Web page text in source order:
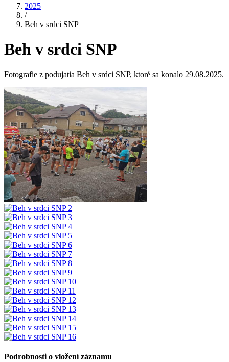
2025
/
Beh v srdci SNP
Beh v srdci SNP
Fotografie z podujatia Beh v srdci SNP, ktoré sa konalo 29.08.2025.
Podrobnosti o vložení záznamu